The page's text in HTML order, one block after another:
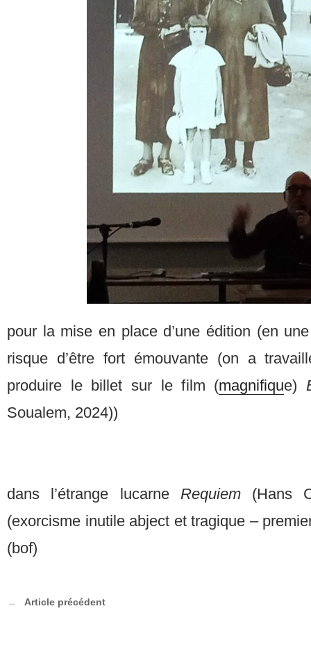
pour la mise en place d’une édition (en
risque d’être fort émouvante (on a
produire le billet sur le film (magnifique)
Soualem, 2024))
dans l’étrange lucarne Requiem (Hans
(exorcisme inutile abject et tragique –
(bof)
Article précédent